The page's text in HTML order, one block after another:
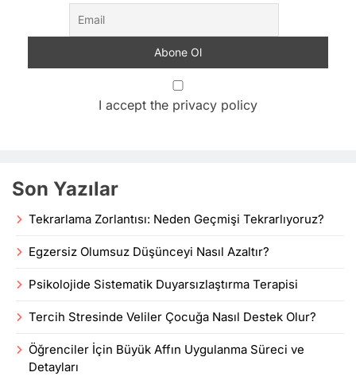
I accept the privacy policy
Son Yazılar
Tekrarlama Zorlantısı: Neden Geçmişi Tekrarlıyoruz?
Egzersiz Olumsuz Düşünceyi Nasıl Azaltır?
Psikolojide Sistematik Duyarsızlaştırma Terapisi
Tercih Stresinde Veliler Çocuğa Nasıl Destek Olur?
Öğrenciler İçin Büyük Affın Uygulanma Süreci ve
Detayları